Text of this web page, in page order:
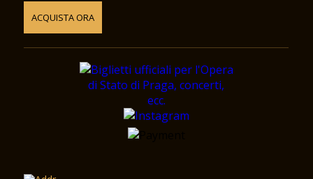
ACQUISTA ORA